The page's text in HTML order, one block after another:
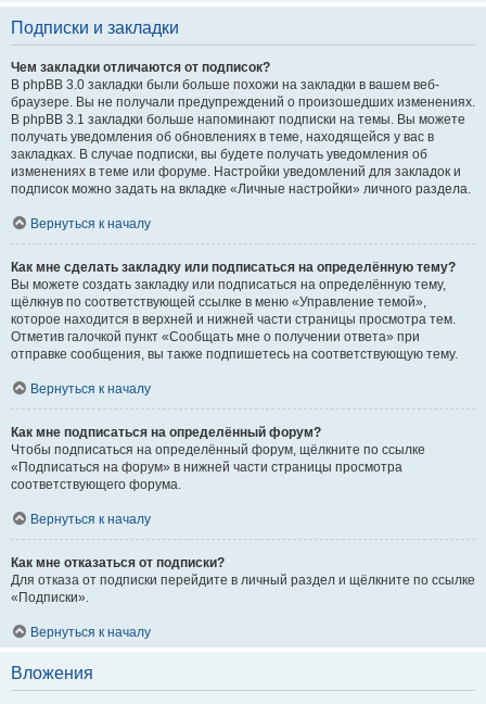
Подписки и закладки
Чем закладки отличаются от подписок?
В phpBB 3.0 закладки были больше похожи на закладки в вашем веб-
браузере. Вы не получали предупреждений о произошедших изменениях.
В phpBB 3.1 закладки больше напоминают подписки на темы. Вы можете
получать уведомления об обновлениях в теме, находящейся у вас в
закладках. В случае подписки, вы будете получать уведомления об
изменениях в теме или форуме. Настройки уведомлений для закладок и
подписок можно задать на вкладке «Личные настройки» личного раздела.
Вернуться к началу
Как мне сделать закладку или подписаться на определённую тему?
Вы можете создать закладку или подписаться на определённую тему,
щёлкнув по соответствующей ссылке в меню «Управление темой»,
которое находится в верхней и нижней части страницы просмотра тем.
Отметив галочкой пункт «Сообщать мне о получении ответа» при
отправке сообщения, вы также подпишетесь на соответствующую тему.
Вернуться к началу
Как мне подписаться на определённый форум?
Чтобы подписаться на определённый форум, щёлкните по ссылке
«Подписаться на форум» в нижней части страницы просмотра
соответствующего форума.
Вернуться к началу
Как мне отказаться от подписки?
Для отказа от подписки перейдите в личный раздел и щёлкните по ссылке
«Подписки».
Вернуться к началу
Вложения